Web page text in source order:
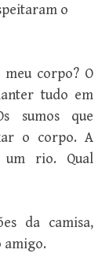
o
corpo? O
tudo em
sumos que
o corpo. A
um rio. Qual
da camisa,
amigo.